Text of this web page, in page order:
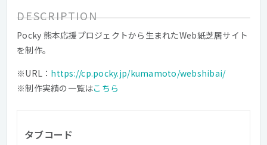
DESCRIPTION
Pocky 熊本応援プロジェクトから生まれたWeb紙芝居サイト
を制作。
※URL： https://cp.pocky.jp/kumamoto/webshibai/
※制作実績の一覧はこちら
タブコード